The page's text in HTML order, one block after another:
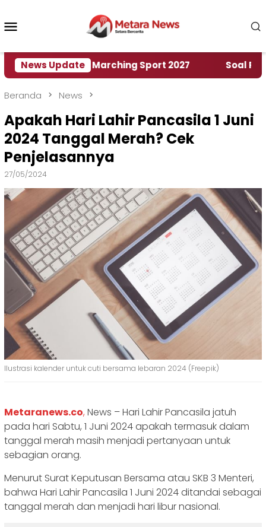
konten
News Update
World Marching Sport 2027 ‎Soal Rencana
Beranda News
Apakah Hari Lahir Pancasila 1 Juni
2024 Tanggal Merah? Cek
Penjelasannya
27/05/2024
Ilustrasi kalender untuk cuti bersama lebaran 2024 (Freepik)
Metaranews.co, News – Hari Lahir Pancasila jatuh
pada hari Sabtu, 1 Juni 2024 apakah termasuk dalam
tanggal merah masih menjadi pertanyaan untuk
sebagian orang.
Menurut Surat Keputusan Bersama atau SKB 3 Menteri,
bahwa Hari Lahir Pancasila 1 Juni 2024 ditandai sebagai
tanggal merah dan menjadi hari libur nasional.